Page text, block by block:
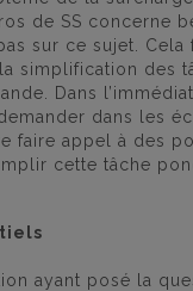
de SS concerne
sur ce sujet. Cela
simplification des
Dans
dans les
faire appel à des
cette tâche
ayant posé la